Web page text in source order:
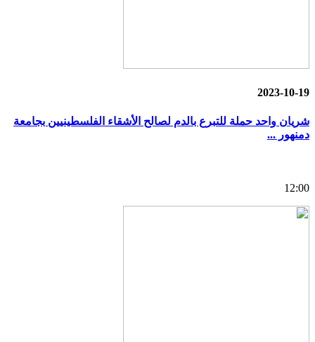
2023-10-19
شريان واحد حملة للتبرع بالدم لصالح الأشقاء الفلسطينيين بجامعة
دمنهور ...
12:00